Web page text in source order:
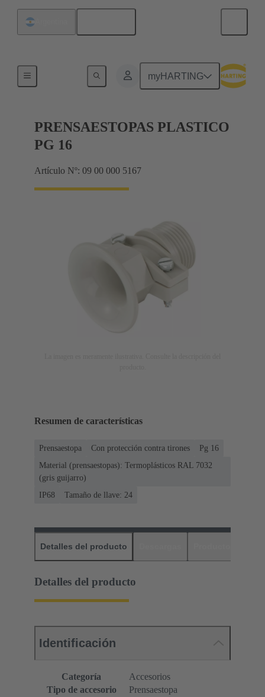
myHARTING
PRENSAESTOPAS PLASTICO
PG 16
Artículo Nº: 09 00 000 5167
Resumen de características
Prensaestopa Con protección contra tirones
Pg 16
Material (prensaestopas): Termoplásticos RAL 7032
(gris guijarro)
IP68
Tamaño de llave: 24
Detalles del producto
Detalles del producto
Identificación
Categoría
Accesorios
Tipo de accesorio
Prensaestopa